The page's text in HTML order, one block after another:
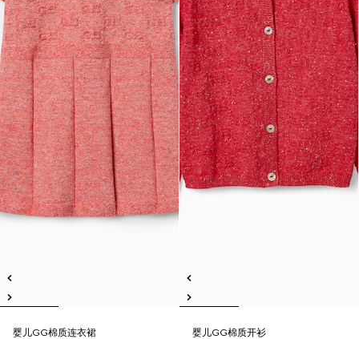
婴儿GG棉质连衣裙
婴儿GG棉质开衫